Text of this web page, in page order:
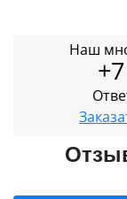
Наш